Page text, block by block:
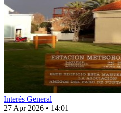
Interés General
27 Apr 2026 • 14:01